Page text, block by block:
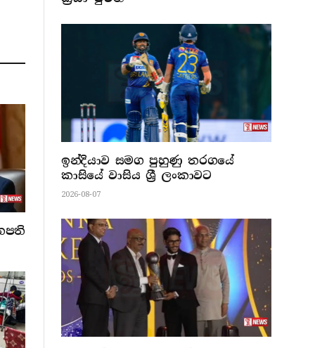
ඉන්දියාව සමග පුහුණු තරගයේ
කාසියේ වාසිය ශ්‍රී ලංකාවට
2026-08-07